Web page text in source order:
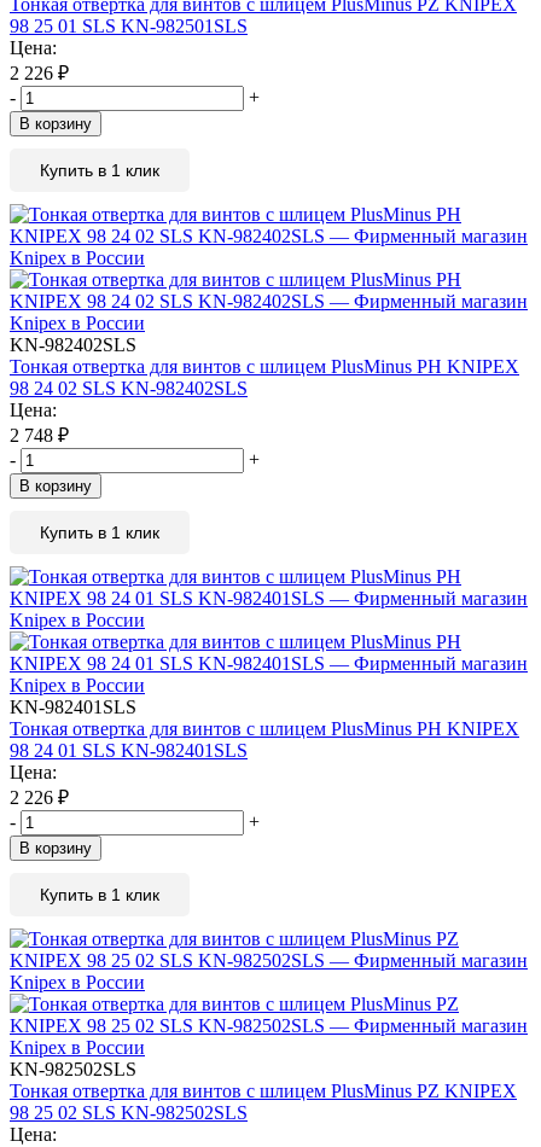
98 25 01 SLS KN-982501SLS
Цена:
2 226 ₽
-
+
В корзину
Купить в 1 клик
KN-982402SLS
Тонкая отвертка для винтов с шлицем PlusMinus PH KNIPEX
98 24 02 SLS KN-982402SLS
Цена:
2 748 ₽
-
+
В корзину
Купить в 1 клик
KN-982401SLS
Тонкая отвертка для винтов с шлицем PlusMinus PH KNIPEX
98 24 01 SLS KN-982401SLS
Цена:
2 226 ₽
-
+
В корзину
Купить в 1 клик
KN-982502SLS
Тонкая отвертка для винтов с шлицем PlusMinus PZ KNIPEX
98 25 02 SLS KN-982502SLS
Цена: